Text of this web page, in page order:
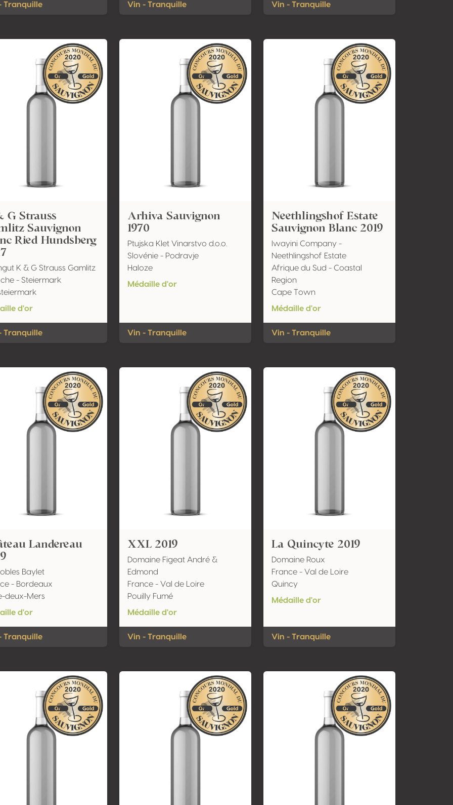
Tranquille Vin - Tranquille Vin - Tranquille
G Strauss
Sauvignon
Ried Hundsberg
K & G Strauss Gamlitz
- Steiermark
d'or
Tranquille
Arhiva Sauvignon
1970
Ptujska Klet Vinarstvo d.o.o.
Slovénie - Podravje
Haloze
Médaille d'or
Vin - Tranquille
Neethlingshof Estate
Sauvignon Blanc 2019
Iwayini Company -
Neethlingshof Estate
Afrique du Sud - Coastal
Region
Cape Town
Médaille d'or
Vin - Tranquille
Landereau
Baylet
- Bordeaux
deux-Mers
d'or
Tranquille
XXL 2019
Domaine Figeat André &
Edmond
France - Val de Loire
Pouilly Fumé
Médaille d'or
Vin - Tranquille
La Quincyte 2019
Domaine Roux
France - Val de Loire
Quincy
Médaille d'or
Vin - Tranquille